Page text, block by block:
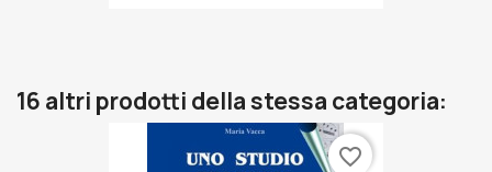
16 altri prodotti della stessa categoria:
favorite_border